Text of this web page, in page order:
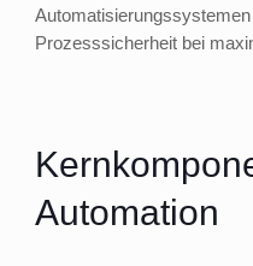
Prozesssicherheit bei
Automation